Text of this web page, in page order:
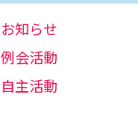
お知らせ
例会活動
自主活動